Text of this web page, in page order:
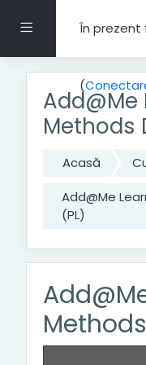
Panou lateral
În prezent
(
Methods
Acasă
Add@Me
(PL)